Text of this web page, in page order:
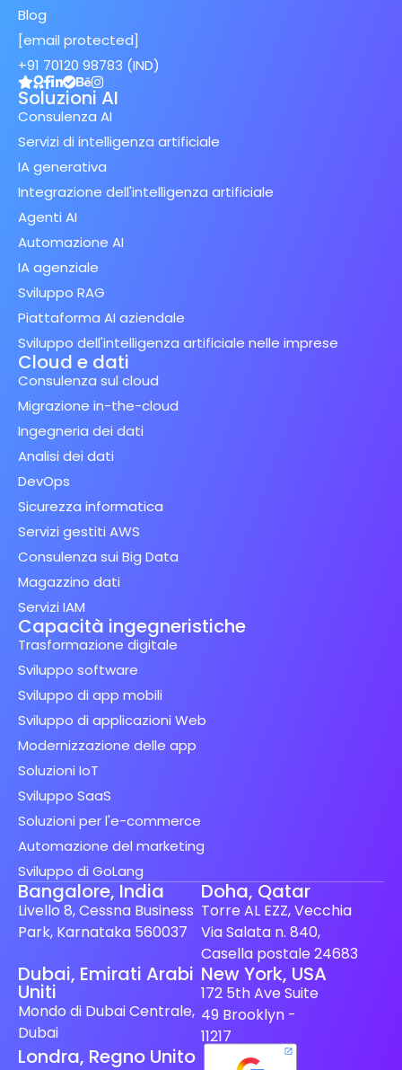
Blog
[email protected]
+91 70120 98783 (IND)
Soluzioni AI
Consulenza AI
Servizi di intelligenza artificiale
IA generativa
Integrazione dell'intelligenza artificiale
Agenti AI
Automazione AI
IA agenziale
Sviluppo RAG
Piattaforma AI aziendale
Sviluppo dell'intelligenza artificiale nelle imprese
Cloud e dati
Consulenza sul cloud
Migrazione in-the-cloud
Ingegneria dei dati
Analisi dei dati
DevOps
Sicurezza informatica
Servizi gestiti AWS
Consulenza sui Big Data
Magazzino dati
Servizi IAM
Capacità ingegneristiche
Trasformazione digitale
Sviluppo software
Sviluppo di app mobili
Sviluppo di applicazioni Web
Modernizzazione delle app
Soluzioni IoT
Sviluppo SaaS
Soluzioni per l'e-commerce
Automazione del marketing
Sviluppo di GoLang
Bangalore, India
Livello 8, Cessna Business
Park, Karnataka 560037
Doha, Qatar
Torre AL EZZ, Vecchia
Via Salata n. 840,
Casella postale 24683
Dubai, Emirati Arabi
Uniti
Mondo di Dubai Centrale,
Dubai
New York, USA
172 5th Ave Suite
49 Brooklyn -
11217
Londra, Regno Unito
Dutch
Spanish (Spain)